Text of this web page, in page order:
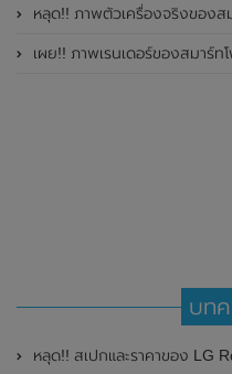
หลุด!! ภาพตัวเครื่องจริงของสมาร์ทโฟน Google
เผย!! ภาพเรนเดอร์ของสมาร์ทโฟน Realme GT7
บท
หลุด!! สเปกและราคาของ LG Rollable สมาร์ทโฟนหน้าจอ